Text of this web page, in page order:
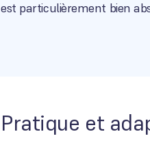
est particulièrement bien
Pratique et